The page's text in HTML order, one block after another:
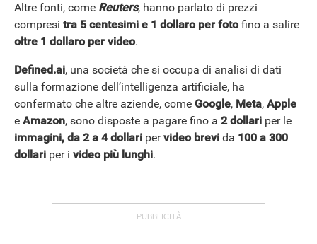
APPLE
Altre fonti, come Reuters, hanno parlato di prezzi
compresi tra 5 centesimi e 1 dollaro per fotofino a salire
oltre 1 dollaro per video.
Defined.ai, una società che si occupa di analisi di dati
sulla formazione dell’intelligenza artificiale, ha
confermato che altre aziende, come Google, Meta, Apple
e Amazon, sono disposte a pagare fino a 2 dollari per le
immagini, da 2 a 4 dollari pervideo brevi da 100 a 300
dollari per i video più lunghi.